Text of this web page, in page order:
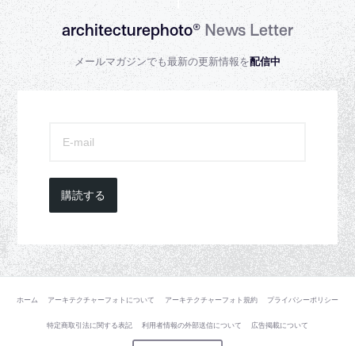
architecturephoto®News Letter
メールマガジンでも最新の更新情報を配信中
購読する
ホーム アーキテクチャーフォトについて アーキテクチャーフォト規約 プライバシーポリシー
特定商取引法に関する表記 利用者情報の外部送信について 広告掲載について